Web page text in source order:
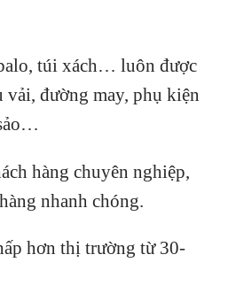
túi xách… luôn được
vải, đường may, phụ kiện
hàng chuyên nghiệp,
nhanh chóng.
hơn thị trường từ 30-